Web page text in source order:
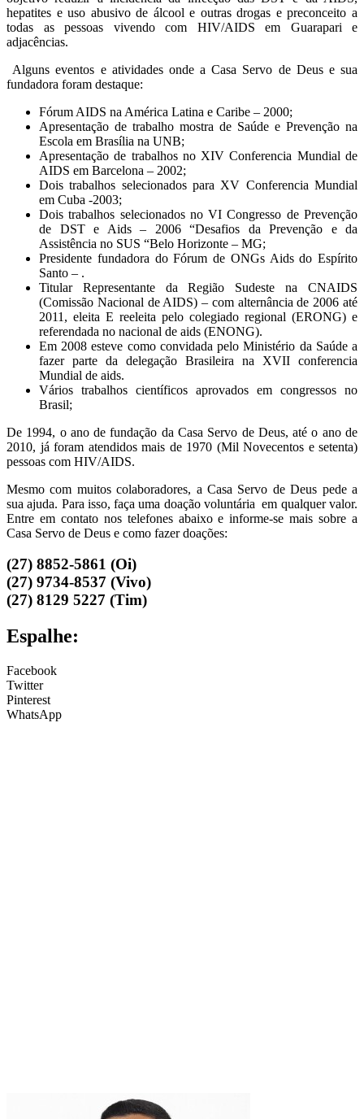
hepatites e uso abusivo de álcool e outras drogas e preconceito a
todas as pessoas vivendo com HIV/AIDS em Guarapari e
adjacências.
Alguns eventos e atividades onde a Casa Servo de Deus e sua
fundadora foram destaque:
Fórum AIDS na América Latina e Caribe – 2000;
Apresentação de trabalho mostra de Saúde e Prevenção na
Escola em Brasília na UNB;
Apresentação de trabalhos no XIV Conferencia Mundial de
AIDS em Barcelona – 2002;
Dois trabalhos selecionados para XV Conferencia Mundial
em Cuba -2003;
Dois trabalhos selecionados no VI Congresso de Prevenção
de DST e Aids – 2006 “Desafios da Prevenção e da
Assistência no SUS “Belo Horizonte – MG;
Presidente fundadora do Fórum de ONGs Aids do Espírito
Santo – .
Titular Representante da Região Sudeste na CNAIDS
(Comissão Nacional de AIDS) – com alternância de 2006 até
2011, eleita E reeleita pelo colegiado regional (ERONG) e
referendada no nacional de aids (ENONG).
Em 2008 esteve como convidada pelo Ministério da Saúde a
fazer parte da delegação Brasileira na XVII conferencia
Mundial de aids.
Vários trabalhos científicos aprovados em congressos no
Brasil;
De 1994, o ano de fundação da Casa Servo de Deus, até o ano de
2010, já foram atendidos mais de 1970 (Mil Novecentos e setenta)
pessoas com HIV/AIDS.
Mesmo com muitos colaboradores, a Casa Servo de Deus pede a
sua ajuda. Para isso, faça uma doação voluntária em qualquer valor.
Entre em contato nos telefones abaixo e informe-se mais sobre a
Casa Servo de Deus e como fazer doações:
(27) 8852-5861 (Oi)
(27) 9734-8537 (Vivo)
(27) 8129 5227 (Tim)
Espalhe:
Facebook
Twitter
Pinterest
WhatsApp